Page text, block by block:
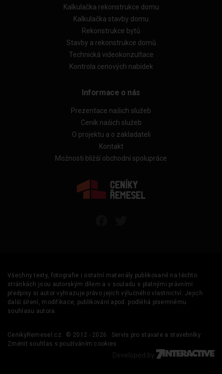
Kalkulačka rekonstrukce domu
Kalkulačka stavby domu
Rekonstrukce bytů
Stavby a rekonstrukce domů
Technická videokonzultace
Kontrola cenových nabídek
Informace o nás
Prezentace našich služeb
Ceník našich služeb
O projektu a o zakladateli
Kontakt
Možnosti bližší obchodní spolupráce
Všechny texty, fotografie i ostatní materiály publikované na těchto
stránkách jsou autorským dílem a v souladu s platnými právními
předpisy si autor vyhrazuje právo jejich výlučného vlastnictví. Jejich
další šíření, modifikace, publikování apod. podléhá písemnému
souhlasu autora.
CenikyRemesel.cz © 2012 - 2026
Servis pro stavaře a stavebníky
Změnit souhlas s používáním cookies
Developed by